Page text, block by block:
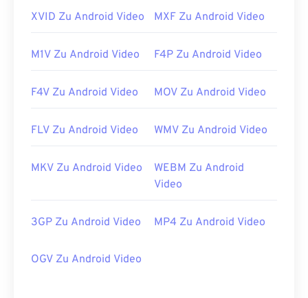
XVID Zu Android Video MXF Zu Android Video
M1V Zu Android Video F4P Zu Android Video
F4V Zu Android Video MOV Zu Android Video
FLV Zu Android Video WMV Zu Android Video
MKV Zu Android Video
WEBM Zu Android
Video
3GP Zu Android Video MP4 Zu Android Video
OGV Zu Android Video